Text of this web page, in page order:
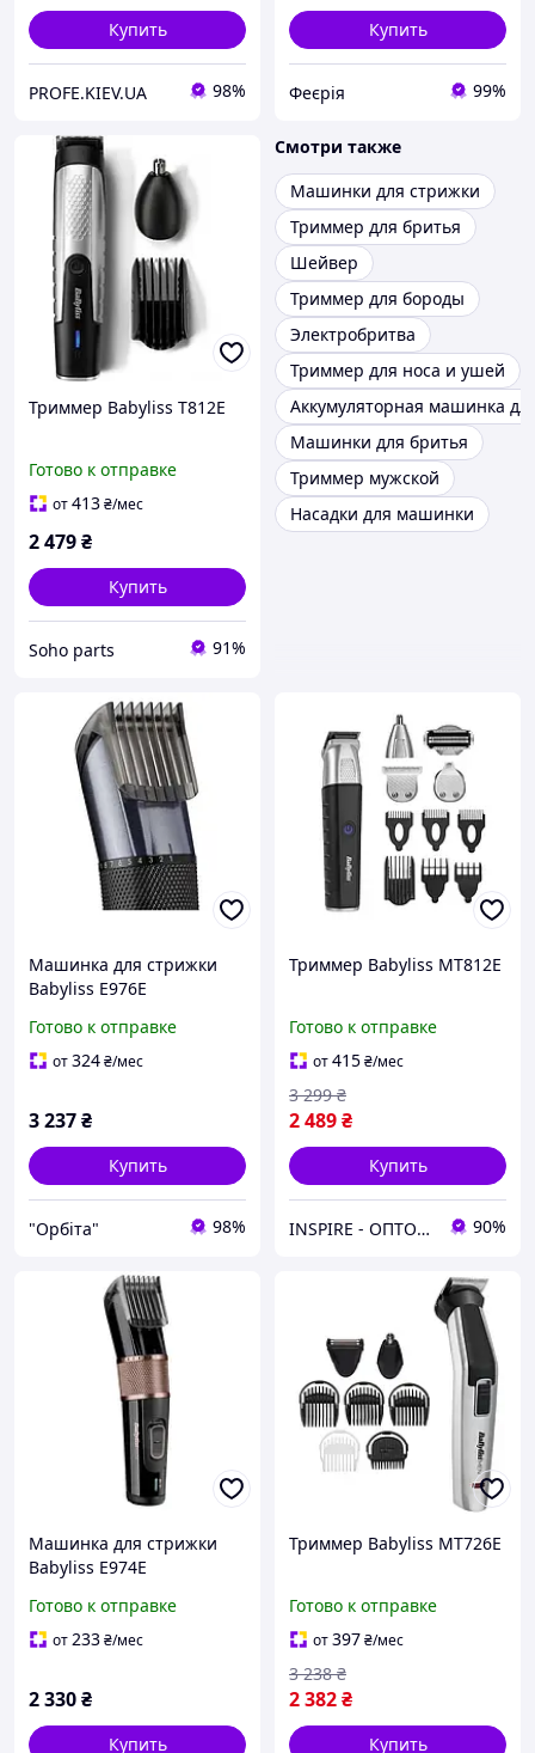
Купить
PROFE.KIEV.UA 98%
Купить
Феєрія 99%
Триммер Babyliss T812E
Готово к отправке
от413₴/мес
2 479₴
Купить
Soho parts 91%
Смотри также
Машинки для стрижки
Триммер для бритья
Шейвер
Триммер для бороды
Электробритва
Триммер для носа и ушей
Аккумуляторная машинка
Машинки для бритья
Триммер мужской
Насадки для машинки
Машинка для стрижки
Babyliss E976E
Готово к отправке
от324₴/мес
3 237₴
Купить
"Орбіта" 98%
Триммер Babyliss MT812E
Готово к отправке
от415₴/мес
2 489₴
3 299 ₴
Купить
INSPIRE - ОПТОВІ ПРОДАЖІ ТА БЕЗГОТІВКА ДЛЯ БІЗНЕСУ 90%
Машинка для стрижки
Babyliss E974E
Готово к отправке
от233₴/мес
2 330₴
Купить
Триммер Babyliss MT726Е
Готово к отправке
от397₴/мес
2 382₴
3 238 ₴
Купить